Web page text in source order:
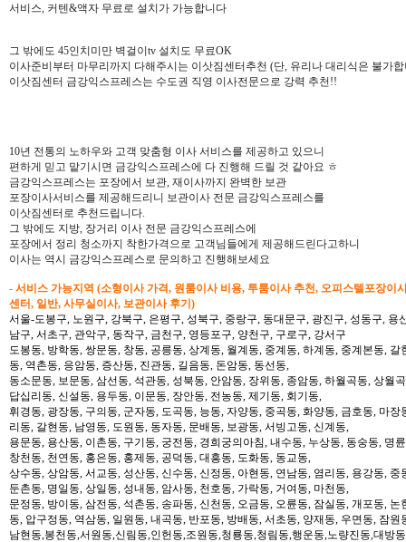
서비스, 커텐&액자 무료로 설치가 가능합니다
그 밖에도 45인치미만 벽걸이tv 설치도 무료OK
이사준비부터 마무리까지 다해주시는 이삿짐센터추천 (단, 유리나 대리식은 불가
이삿짐센터 금강익스프레스는 수도권 직영 이사전문으로 강력 추천!!
10년 전통의 노하우와 고객 맞춤형 이사 서비스를 제공하고 있으니
편하게 믿고 맡기시면 금강익스프레스에 다 진행해 드릴 것 같아요 ㅎ
금강익스프레스는 포장에서 보관, 재이사까지 완벽한 보관
포장이사서비스를 제공해드리니 보관이사 전문 금강익스프레스를
이삿짐센터로 추천드립니다.
그 밖에도 지방, 장거리 이사 전문 금강익스프레스에
포장에서 정리 청소까지 착한가격으로 고객님들에게 제공해드린다고하니
이사는 역시 금강익스프레스로 문의하고 진행해보세요
- 서비스 가능지역 (소형이사 가격, 원룸이사 비용, 투룸이사 추천, 오피스텔포장이
센터, 일반, 사무실이사, 보관이사 후기)
서울-도봉구, 노원구, 강북구, 은평구, 성북구, 중랑구, 동대문구, 광진구, 성동구,
남구, 서초구, 관악구, 동작구, 금천구, 영등포구, 양천구, 구로구, 강서구
도봉동, 방학동, 쌍문동, 창동, 공릉동, 상계동, 월계동, 중계동, 하계동, 중계본동,
동, 역촌동, 응암동, 증산동, 진관동, 길음동, 돈암동, 동선동,
동소문동, 보문동, 삼선동, 석관동, 성북동, 안암동, 장위동, 종암동, 하월곡동, 상월
답십리동, 신설동, 용두동, 이문동, 장안동, 전농동, 제기동, 회기동,
휘경동, 광장동, 구의동, 군자동, 도곡동, 능동, 자양동, 중곡동, 화양동, 금호동, 마
리동, 갈현동, 남영동, 도원동, 동자동, 문배동, 보광동, 서빙고동, 신계동,
용문동, 용산동, 이촌동, 구기동, 궁전동, 경희궁의아침, 내수동, 누상동, 동숭동, 명
창천동, 천연동, 홍은동, 홍제동, 공덕동, 대흥동, 도화동, 동교동,
상수동, 상암동, 서교동, 성산동, 신수동, 신정동, 아현동, 연남동, 염리동, 용강동,
둔촌동, 명일동, 상일동, 성내동, 암사동, 천호동, 가락동, 거여동, 마천동,
문정동, 방이동, 삼전동, 석촌동, 송파동, 신천동, 오금동, 오륜동, 잠실동, 개포동,
동, 압구정동, 역삼동, 일원동, 내곡동, 반포동, 방배동, 서초동, 양재동, 우면동, 잠원
남현동,봉천동,서원동,신림동,인헌동,조원동,청룡동,청림동,행운동,노량진동,대방